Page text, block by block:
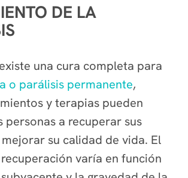
DE LA
una cura completa para
o parálisis permanente,
y terapias pueden
personas a recuperar sus
su calidad de vida. El
varía en función